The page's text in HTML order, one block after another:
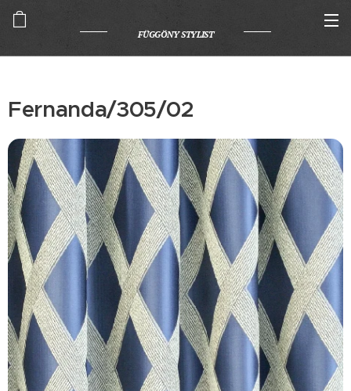
FÜGGÖNY STYLIST
Fernanda/305/02